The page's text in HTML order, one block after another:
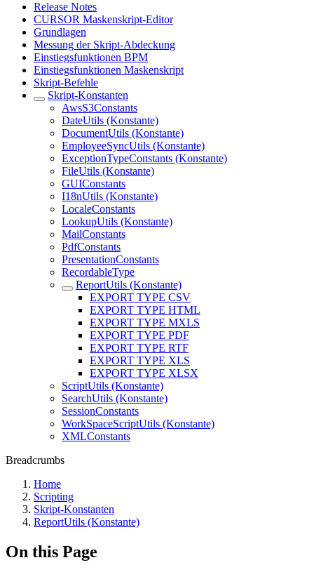
Release Notes
CURSOR Maskenskript-Editor
Grundlagen
Messung der Skript-Abdeckung
Einstiegsfunktionen BPM
Einstiegsfunktionen Maskenskript
Skript-Befehle
Skript-Konstanten
AwsS3Constants
DateUtils (Konstante)
DocumentUtils (Konstante)
EmployeeSyncUtils (Konstante)
ExceptionTypeConstants (Konstante)
FileUtils (Konstante)
GUIConstants
I18nUtils (Konstante)
LocaleConstants
LookupUtils (Konstante)
MailConstants
PdfConstants
PresentationConstants
RecordableType
ReportUtils (Konstante)
EXPORT TYPE CSV
EXPORT TYPE HTML
EXPORT TYPE MXLS
EXPORT TYPE PDF
EXPORT TYPE RTF
EXPORT TYPE XLS
EXPORT TYPE XLSX
ScriptUtils (Konstante)
SearchUtils (Konstante)
SessionConstants
WorkSpaceScriptUtils (Konstante)
XMLConstants
Breadcrumbs
Home
Scripting
Skript-Konstanten
ReportUtils (Konstante)
On this Page